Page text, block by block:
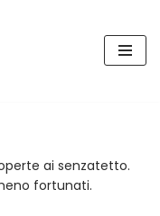
ai senzatetto.
fortunati.